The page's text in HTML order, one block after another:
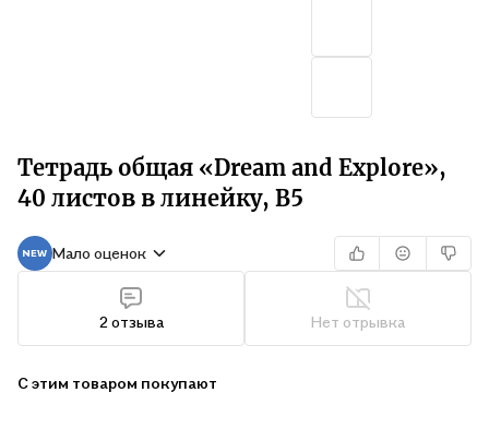
Тетрадь общая «Dream and Explore»,
40 листов в линейку, В5
Мало оценок
2 отзыва Нет отрывка
С этим товаром покупают